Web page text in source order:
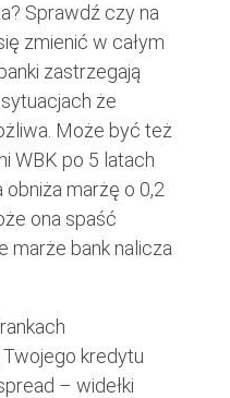
Sprawdź czy na
zmienić w całym
zastrzegają
że
Może być też
WBK po 5 latach
obniża marżę o 0,2
ona spaść
marże bank nalicza
kredytu
– widełki